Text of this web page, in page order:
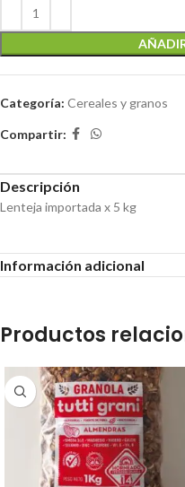
Categoría: Cereales y granos
Compartir:
Descripción
Lenteja importada x 5 kg
Información adicional
Productos